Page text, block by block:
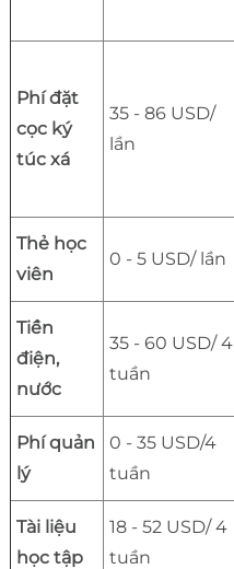
Phí đặt
cọc ký
túc xá
35 - 86 USD/
lần
Thẻ học
viên
0 - 5 USD/ lần
Tiền
điện,
nước
35 - 60 USD/ 4
tuần
Phí quản
lý
0 - 35 USD/4
tuần
Tài liệu
học tập
18 - 52 USD/ 4
tuần